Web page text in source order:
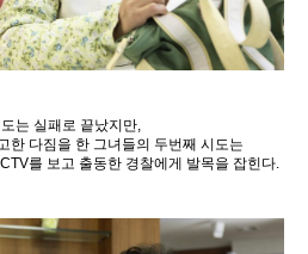
는 실패로 끝났지만,
한 다짐을 한 그녀들의 두번째 시도는
를 보고 출동한 경찰에게 발목을 잡힌다.